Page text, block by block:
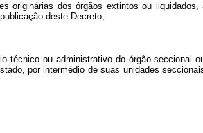
originárias dos órgãos extintos ou liquidados,
deste Decreto;
técnico ou administrativo do órgão seccional
por intermédio de suas unidades